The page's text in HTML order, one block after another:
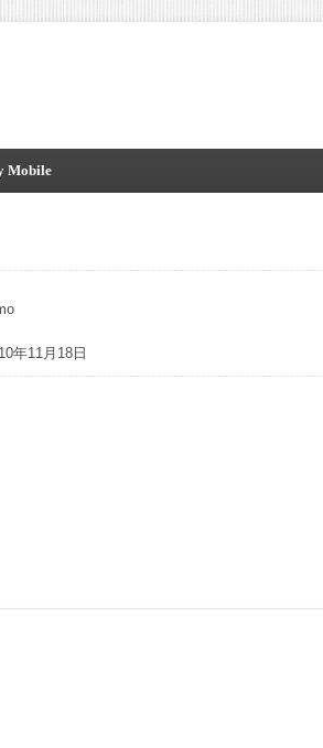
Mobile
年11月18日